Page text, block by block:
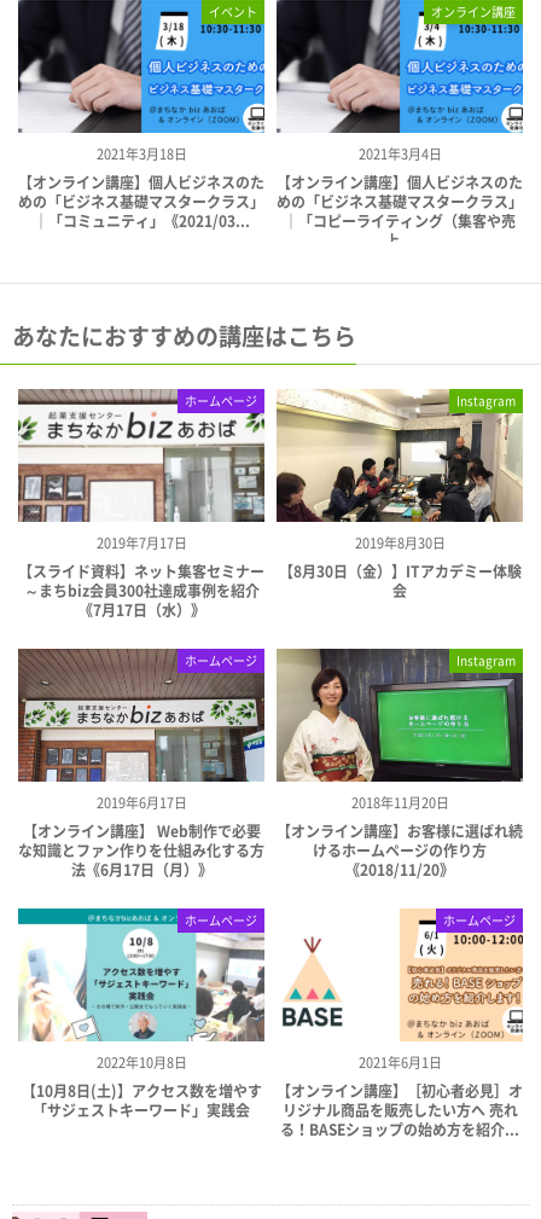
2021年3月18日
イベント
【オンライン講座】個人ビジネスのた
めの「ビジネス基礎マスタークラス」
｜「コミュニティ」《2021/03...
2021年3月4日
オンライン講座
【オンライン講座】個人ビジネスのた
めの「ビジネス基礎マスタークラス」
｜「コピーライティング（集客や売
上...
あなたにおすすめの講座はこちら
2019年7月17日
ホームページ
【スライド資料】ネット集客セミナー
～まちbiz会員300社達成事例を紹介
《7月17日（水）》
2019年8月30日
Instagram
【8月30日（金）】ITアカデミー体験
会
2019年6月17日
ホームページ
【オンライン講座】 Web制作で必要
な知識とファン作りを仕組み化する方
法《6月17日（月）》
2018年11月20日
Instagram
【オンライン講座】お客様に選ばれ続
けるホームページの作り方
《2018/11/20》
2022年10月8日
ホームページ
【10月8日(土)】アクセス数を増やす
「サジェストキーワード」実践会
2021年6月1日
ホームページ
【オンライン講座】［初心者必見］オ
リジナル商品を販売したい方へ 売れ
る！BASEショップの始め方を紹介...